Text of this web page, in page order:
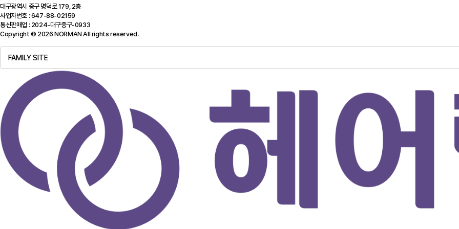
대구광역시 중구 명덕로 179, 2층
사업자번호 : 647-88-02159
통신판매업 : 2024-대구중구-0933
Copyright © 2026 NORMAN All rights reserved.
FAMILY SITE